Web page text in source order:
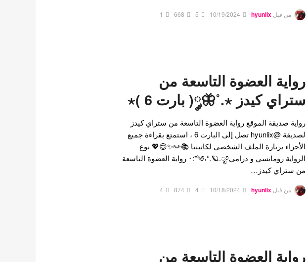
من قبل hyunlix
10/19/2024
5
668
1
رواية العضوة التاسعة من
ستراي كيدز ⋆.˚🦋༘( بارت 6 )⋆
رواية صديقة الموقع رواية العضوة التاسعة من ستراي كيدز
لصديقة @hyunlix تصل إلى البارت 6 ، استمتع بقراءة جميع
الأجزاء بزيارة الملف الشخصي لكاتبتنا 📚✏️✨😊💖 نوع
الرواية رومانسي و درامي༄˖°.🪐.ೃ࿔*:･ رواية العضوة التاسعة
من ستراي كيدز…
من قبل hyunlix
10/18/2024
4
874
4
رواية العضوة التاسعة من